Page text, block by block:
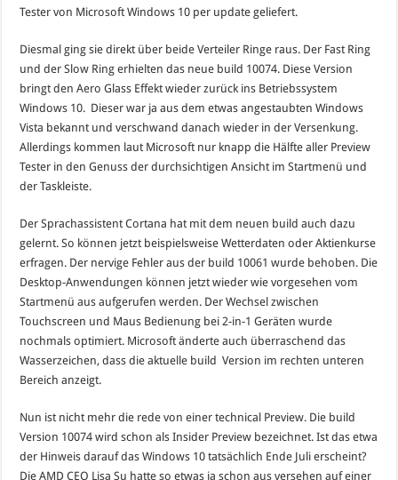
Tester von Microsoft Windows 10 per update geliefert.
Diesmal ging sie direkt über beide Verteiler Ringe raus. Der Fast Ring
und der Slow Ring erhielten das neue build 10074. Diese Version
bringt den Aero Glass Effekt wieder zurück ins Betriebssystem
Windows 10. Dieser war ja aus dem etwas angestaubten Windows
Vista bekannt und verschwand danach wieder in der Versenkung.
Allerdings kommen laut Microsoft nur knapp die Hälfte aller Preview
Tester in den Genuss der durchsichtigen Ansicht im Startmenü und
der Taskleiste.
Der Sprachassistent Cortana hat mit dem neuen build auch dazu
gelernt. So können jetzt beispielsweise Wetterdaten oder Aktienkurse
erfragen. Der nervige Fehler aus der build 10061 wurde behoben. Die
Desktop-Anwendungen können jetzt wieder wie vorgesehen vom
Startmenü aus aufgerufen werden. Der Wechsel zwischen
Touchscreen und Maus Bedienung bei 2-in-1 Geräten wurde
nochmals optimiert. Microsoft änderte auch überraschend das
Wasserzeichen, dass die aktuelle build Version im rechten unteren
Bereich anzeigt.
Nun ist nicht mehr die rede von einer technical Preview. Die build
Version 10074 wird schon als Insider Preview bezeichnet. Ist das etwa
der Hinweis darauf das Windows 10 tatsächlich Ende Juli erscheint?
Die AMD CEO Lisa Su hatte so etwas ja schon aus versehen auf einer